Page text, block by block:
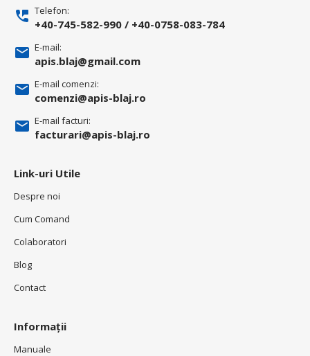
Telefon:
+40-745-582-990 / +40-0758-083-784
E-mail:
apis.blaj@gmail.com
E-mail comenzi:
comenzi@apis-blaj.ro
E-mail facturi:
facturari@apis-blaj.ro
Link-uri Utile
Despre noi
Cum Comand
Colaboratori
Blog
Contact
Informații
Manuale